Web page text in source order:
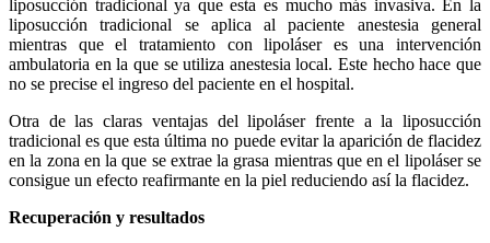
liposucción tradicional ya que esta es mucho más invasiva. En la
liposucción tradicional se aplica al paciente anestesia general
mientras que el tratamiento con lipoláser es una intervención
ambulatoria en la que se utiliza anestesia local. Este hecho hace que
no se precise el ingreso del paciente en el hospital.
Otra de las claras ventajas del lipoláser frente a la liposucción
tradicional es que esta última no puede evitar la aparición de flacidez
en la zona en la que se extrae la grasa mientras que en el lipoláser se
consigue un efecto reafirmante en la piel reduciendo así la flacidez.
Recuperación y resultados